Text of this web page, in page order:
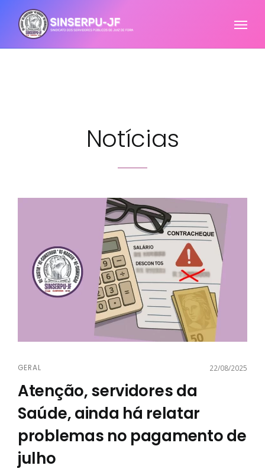
Notícias
GERAL 22/08/2025
Atenção, servidores da
Saúde, ainda há relatar
problemas no pagamento de
julho